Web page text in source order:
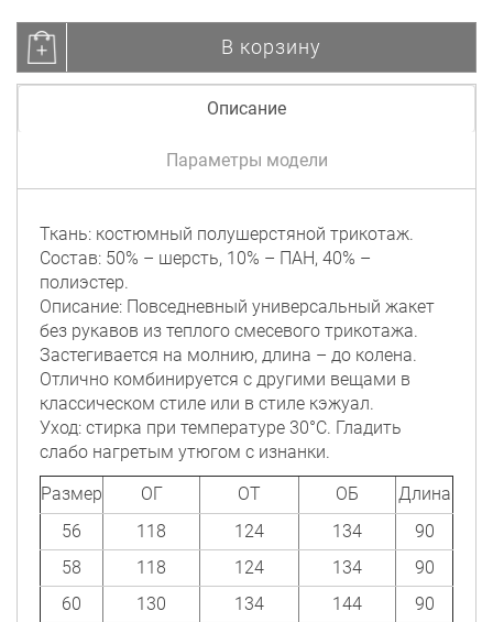
В корзину
Описание
Параметры модели
Ткань: костюмный полушерстяной трикотаж.
Состав: 50% – шерсть, 10% – ПАН, 40% –
полиэстер.
Описание: Повседневный универсальный жакет
без рукавов из теплого смесевого трикотажа.
Застегивается на молнию, длина – до колена.
Отлично комбинируется с другими вещами в
классическом стиле или в стиле кэжуал.
Уход: стирка при температуре 30°C. Гладить
слабо нагретым утюгом с изнанки.
Размер
ОГ ОТ ОБ
Длина
56
118 124 134
90
58
118 124 134
90
60
130 134 144
90